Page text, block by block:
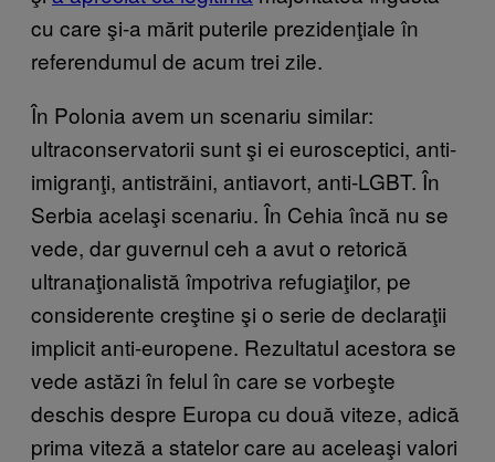
cu care şi-a mărit puterile prezidenţiale în
referendumul de acum trei zile.
În Polonia avem un scenariu similar:
ultraconservatorii sunt şi ei eurosceptici, anti-
imigranţi, antistrăini, antiavort, anti-LGBT. În
Serbia acelaşi scenariu. În Cehia încă nu se
vede, dar guvernul ceh a avut o retorică
ultranaţionalistă împotriva refugiaţilor, pe
considerente creştine şi o serie de declaraţii
implicit anti-europene. Rezultatul acestora se
vede astăzi în felul în care se vorbeşte
deschis despre Europa cu două viteze, adică
prima viteză a statelor care au aceleaşi valori